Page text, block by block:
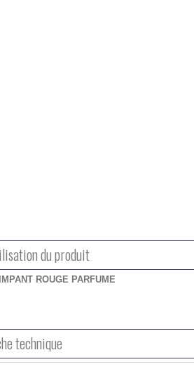
du produit
ROUGE PARFUME
technique